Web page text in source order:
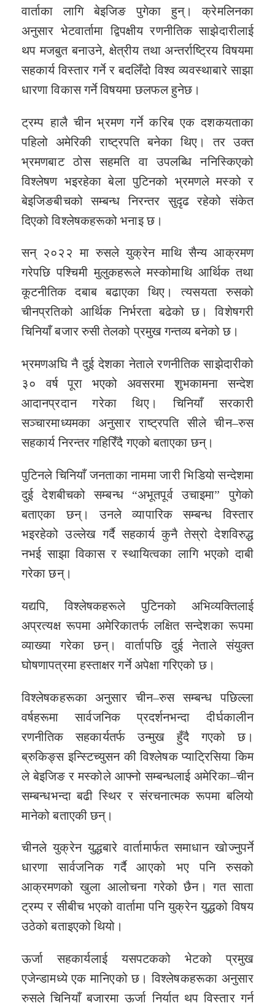
वार्ताका लागि बेइजिङ पुगेका हुन्। क्रेमलिनका
अनुसार भेटवार्तामा द्विपक्षीय रणनीतिक साझेदारीलाई
थप मजबुत बनाउने, क्षेत्रीय तथा अन्तर्राष्ट्रिय विषयमा
सहकार्य विस्तार गर्ने र बदलिँदो विश्व व्यवस्थाबारे साझा
धारणा विकास गर्ने विषयमा छलफल हुनेछ।
ट्रम्प हालै चीन भ्रमण गर्ने करिब एक दशकयताका
पहिलो अमेरिकी राष्ट्रपति बनेका थिए। तर उक्त
भ्रमणबाट ठोस सहमति वा उपलब्धि ननिस्किएको
विश्लेषण भइरहेका बेला पुटिनको भ्रमणले मस्को र
बेइजिङबीचको सम्बन्ध निरन्तर सुदृढ रहेको संकेत
दिएको विश्लेषकहरूको भनाइ छ।
सन् २०२२ मा रुसले युक्रेन माथि सैन्य आक्रमण
गरेपछि पश्चिमी मुलुकहरूले मस्कोमाथि आर्थिक तथा
कूटनीतिक दबाब बढाएका थिए। त्यसयता रुसको
चीनप्रतिको आर्थिक निर्भरता बढेको छ। विशेषगरी
चिनियाँ बजार रुसी तेलको प्रमुख गन्तव्य बनेको छ।
भ्रमणअघि नै दुई देशका नेताले रणनीतिक साझेदारीको
३० वर्ष पूरा भएको अवसरमा शुभकामना सन्देश
आदानप्रदान गरेका थिए। चिनियाँ सरकारी
सञ्चारमाध्यमका अनुसार राष्ट्रपति सीले चीन–रुस
सहकार्य निरन्तर गहिरिँदै गएको बताएका छन्।
पुटिनले चिनियाँ जनताका नाममा जारी भिडियो सन्देशमा
दुई देशबीचको सम्बन्ध “अभूतपूर्व उचाइमा” पुगेको
बताएका छन्। उनले व्यापारिक सम्बन्ध विस्तार
भइरहेको उल्लेख गर्दै सहकार्य कुनै तेस्रो देशविरुद्ध
नभई साझा विकास र स्थायित्वका लागि भएको दाबी
गरेका छन्।
यद्यपि, विश्लेषकहरूले पुटिनको अभिव्यक्तिलाई
अप्रत्यक्ष रूपमा अमेरिकातर्फ लक्षित सन्देशका रूपमा
व्याख्या गरेका छन्। वार्तापछि दुई नेताले संयुक्त
घोषणापत्रमा हस्ताक्षर गर्ने अपेक्षा गरिएको छ।
विश्लेषकहरूका अनुसार चीन–रुस सम्बन्ध पछिल्ला
वर्षहरूमा सार्वजनिक प्रदर्शनभन्दा दीर्घकालीन
रणनीतिक सहकार्यतर्फ उन्मुख हुँदै गएको छ।
ब्रुकिङ्स इन्स्टिच्युसन की विश्लेषक प्याट्रिसिया किम
ले बेइजिङ र मस्कोले आफ्नो सम्बन्धलाई अमेरिका–चीन
सम्बन्धभन्दा बढी स्थिर र संरचनात्मक रूपमा बलियो
मानेको बताएकी छन्।
चीनले युक्रेन युद्धबारे वार्तामार्फत समाधान खोज्नुपर्ने
धारणा सार्वजनिक गर्दै आएको भए पनि रुसको
आक्रमणको खुला आलोचना गरेको छैन। गत साता
ट्रम्प र सीबीच भएको वार्तामा पनि युक्रेन युद्धको विषय
उठेको बताइएको थियो।
ऊर्जा सहकार्यलाई यसपटकको भेटको प्रमुख
एजेन्डामध्ये एक मानिएको छ। विश्लेषकहरूका अनुसार
रुसले चिनियाँ बजारमा ऊर्जा निर्यात थप विस्तार गर्न